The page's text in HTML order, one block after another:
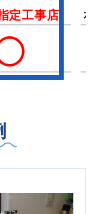
定工事店 水